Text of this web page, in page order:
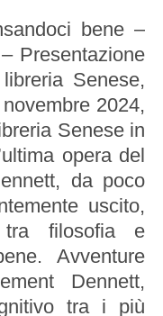
Presentazione
Senese,
2024,
Senese in
opera del
da poco
uscito,
filosofia e
Avventure
Dennett,
tra i più